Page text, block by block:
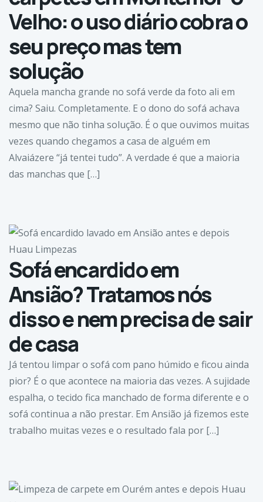
Velho: o uso diário cobra o
seu preço mas tem
solução
Aquela mancha grande no sofá verde da foto ali em
cima? Saiu. Completamente. E o dono do sofá achava
mesmo que não tinha solução. É o que ouvimos muitas
vezes quando chegamos a casa de alguém em
Alvaiázere “já tentei tudo”. A verdade é que a maioria
das manchas que […]
Sofá encardido em
Ansião? Tratamos nós
disso e nem precisa de sair
de casa
Já tentou limpar o sofá com pano húmido e ficou ainda
pior? É o que acontece na maioria das vezes. A sujidade
espalha, o tecido fica manchado de forma diferente e o
sofá continua a não prestar. Em Ansião já fizemos este
trabalho muitas vezes e o resultado fala por […]